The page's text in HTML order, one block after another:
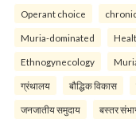
Operant choice
Muria-dominated
Ethnogynecology
ग्रंथालय बौद्धिक विकास
जनजातीय समुदाय बस्तर